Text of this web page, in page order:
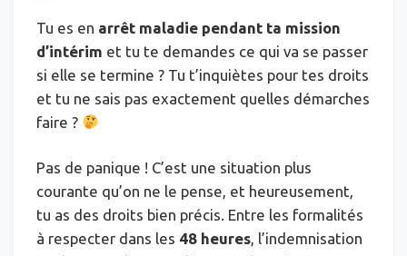
Tu es en arrêt maladie pendant ta mission
d’intérim et tu te demandes ce qui va se passer
si elle se termine ? Tu t’inquiètes pour tes droits
et tu ne sais pas exactement quelles démarches
faire ?
Pas de panique ! C’est une situation plus
courante qu’on ne le pense, et heureusement,
tu as des droits bien précis. Entre les formalités
à respecter dans les 48 heures , l’indemnisation